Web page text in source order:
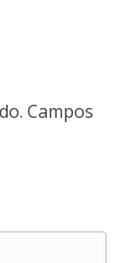
Campos